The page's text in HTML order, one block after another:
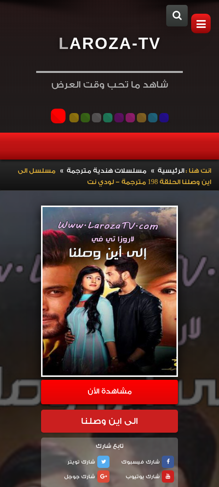
LAROZA-TV
شاهد ما تحب وقت العرض
انت هنا :الرئيسية » مسلسلات هندية مترجمة » مسلسل الى
اين وصلنا الحلقة 198 مترجمة – لودي نت
مشاهدة الأن
الى اين وصلنا
تابع شارك
شارك فيسبوك
شارك تويتر
شارك يوتيوب
شارك جوجل